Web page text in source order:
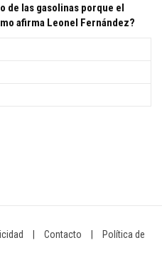
de las gasolinas porque el
afirma Leonel Fernández?
Contacto
Política de